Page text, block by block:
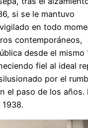
si se le mantuvo
en todo
contemporáneos,
desde el mismo
fiel al ideal
por el
el paso de los años.